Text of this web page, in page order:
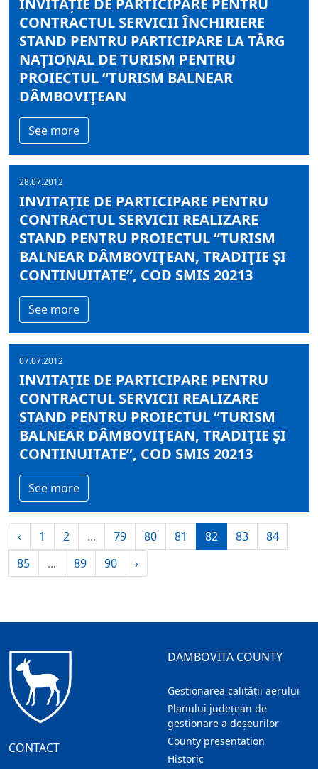
INVITAȚIE DE PARTICIPARE PENTRU
CONTRACTUL SERVICII ÎNCHIRIERE
STAND PENTRU PARTICIPARE LA TÂRG
NAŢIONAL DE TURISM PENTRU
PROIECTUL “TURISM BALNEAR
DÂMBOVIŢEAN
See more
28.07.2012
INVITAȚIE DE PARTICIPARE PENTRU
CONTRACTUL SERVICII REALIZARE
STAND PENTRU PROIECTUL “TURISM
BALNEAR DÂMBOVIŢEAN, TRADIŢIE ŞI
CONTINUITATE”, COD SMIS 20213
See more
07.07.2012
INVITAȚIE DE PARTICIPARE PENTRU
CONTRACTUL SERVICII REALIZARE
STAND PENTRU PROIECTUL “TURISM
BALNEAR DÂMBOVIŢEAN, TRADIŢIE ŞI
CONTINUITATE”, COD SMIS 20213
See more
‹ 1 2 ... 79 80 81 82 83
84
85
... 89 90 ›
CONTACT
DAMBOVITA COUNTY
Gestionarea calității aerului
Planului județean de
gestionare a deșeurilor
County presentation
Historic